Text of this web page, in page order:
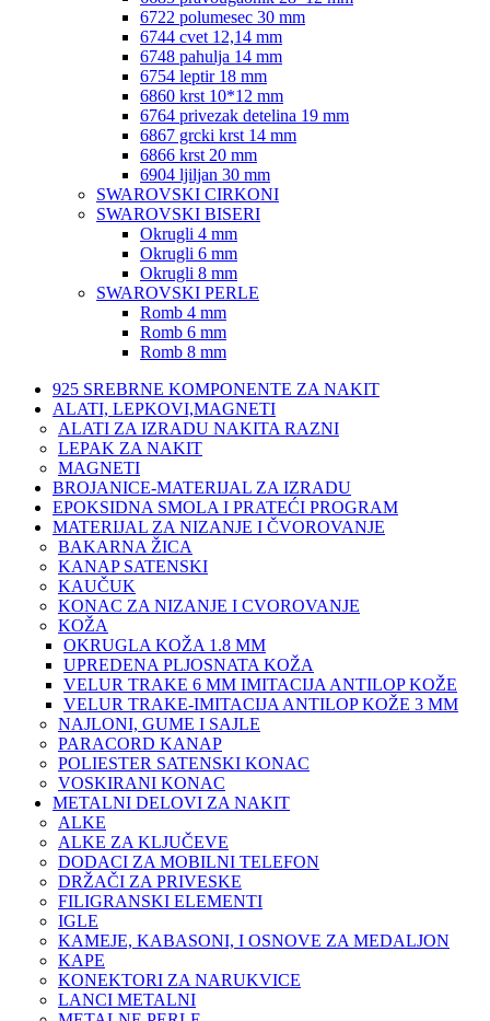
6722 polumesec 30 mm
6744 cvet 12,14 mm
6748 pahulja 14 mm
6754 leptir 18 mm
6860 krst 10*12 mm
6764 privezak detelina 19 mm
6867 grcki krst 14 mm
6866 krst 20 mm
6904 ljiljan 30 mm
SWAROVSKI CIRKONI
SWAROVSKI BISERI
Okrugli 4 mm
Okrugli 6 mm
Okrugli 8 mm
SWAROVSKI PERLE
Romb 4 mm
Romb 6 mm
Romb 8 mm
925 SREBRNE KOMPONENTE ZA NAKIT
ALATI, LEPKOVI,MAGNETI
ALATI ZA IZRADU NAKITA RAZNI
LEPAK ZA NAKIT
MAGNETI
BROJANICE-MATERIJAL ZA IZRADU
EPOKSIDNA SMOLA I PRATEĆI PROGRAM
MATERIJAL ZA NIZANJE I ČVOROVANJE
BAKARNA ŽICA
KANAP SATENSKI
KAUČUK
KONAC ZA NIZANJE I CVOROVANJE
KOŽA
OKRUGLA KOŽA 1.8 MM
UPREDENA PLJOSNATA KOŽA
VELUR TRAKE 6 MM IMITACIJA ANTILOP KOŽE
VELUR TRAKE-IMITACIJA ANTILOP KOŽE 3 MM
NAJLONI, GUME I SAJLE
PARACORD KANAP
POLIESTER SATENSKI KONAC
VOSKIRANI KONAC
METALNI DELOVI ZA NAKIT
ALKE
ALKE ZA KLJUČEVE
DODACI ZA MOBILNI TELEFON
DRŽAČI ZA PRIVESKE
FILIGRANSKI ELEMENTI
IGLE
KAMEJE, KABASONI, I OSNOVE ZA MEDALJON
KAPE
KONEKTORI ZA NARUKVICE
LANCI METALNI